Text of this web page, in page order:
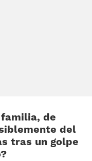
de
del
tras un golpe